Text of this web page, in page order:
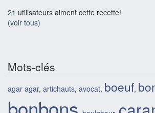
21 utilisateurs aiment cette recette!
(voir tous)
Mots-clés
agar agar, artichauts, avocat, boeuf,